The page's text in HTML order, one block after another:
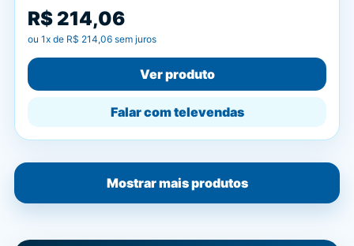
R$ 214,06
ou 1x de R$ 214,06 sem juros
Ver produto
Falar com televendas
Mostrar mais produtos